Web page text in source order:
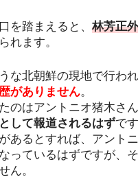
を踏まえると、 林芳正
れます。
な北朝鮮の現地で行わ
がありません。
のはアントニオ猪木さん
して報道されるはずです
あるとすれば、アント
っているはずですが、
ん。